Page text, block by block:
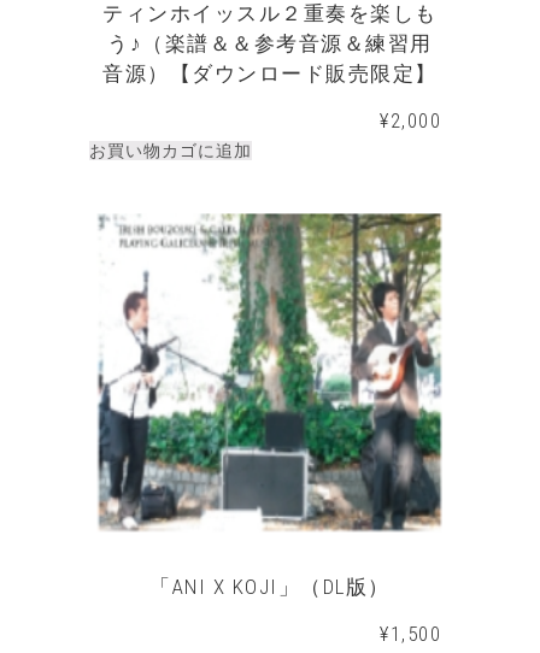
ティンホイッスル２重奏を楽しも
う♪（楽譜＆＆参考音源＆練習用
音源）【ダウンロード販売限定】
¥2,000
お買い物カゴに追加
「ANI X KOJI」（DL版）
¥1,500